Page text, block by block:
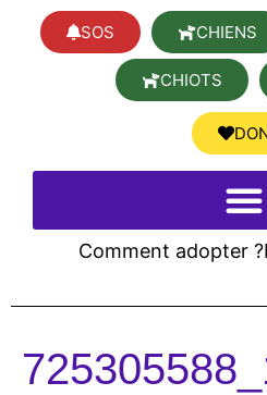
SOS CHIENS
CHIOTS
Comment adopter ?